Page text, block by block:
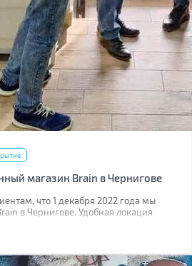
магазин Brain в Чернигове
что 1 декабря 2022 года мы
в Чернигове. Удобная локация
гаджет.